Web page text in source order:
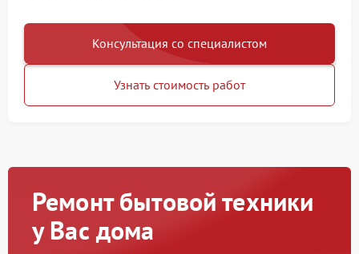
Консультация со специалистом
Узнать стоимость работ
Ремонт бытовой техники
у Вас дома